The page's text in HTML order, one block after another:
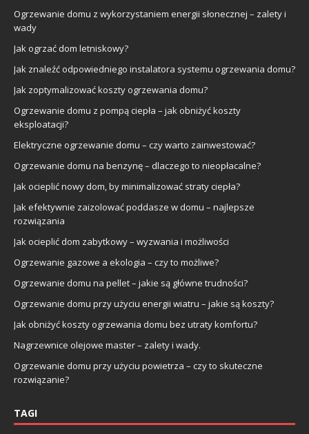
Ogrzewanie domu z wykorzystaniem energii słonecznej – zalety i
wady
Jak ogrzać dom letniskowy?
Jak znaleźć odpowiedniego instalatora systemu ogrzewania domu?
Jak zoptymalizować koszty ogrzewania domu?
Ogrzewanie domu z pompą ciepła – jak obniżyć koszty
eksploatacji?
Elektryczne ogrzewanie domu – czy warto zainwestować?
Ogrzewanie domu na benzynę – dlaczego to nieopłacalne?
Jak ocieplić nowy dom, by minimalizować straty ciepła?
Jak efektywnie zaizolować poddasze w domu – najlepsze
rozwiązania
Jak ocieplić dom zabytkowy – wyzwania i możliwości
Ogrzewanie gazowe a ekologia – czy to możliwe?
Ogrzewanie domu na pellet – jakie są główne trudności?
Ogrzewanie domu przy użyciu energii wiatru – jakie są koszty?
Jak obniżyć koszty ogrzewania domu bez utraty komfortu?
Nagrzewnice olejowe master – zalety i wady.
Ogrzewanie domu przy użyciu powietrza – czy to skuteczne
rozwiązanie?
TAGI